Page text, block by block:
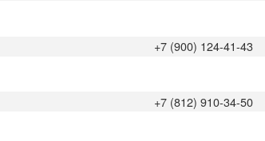
+7 (900) 124-41-43
+7 (812) 910-34-50